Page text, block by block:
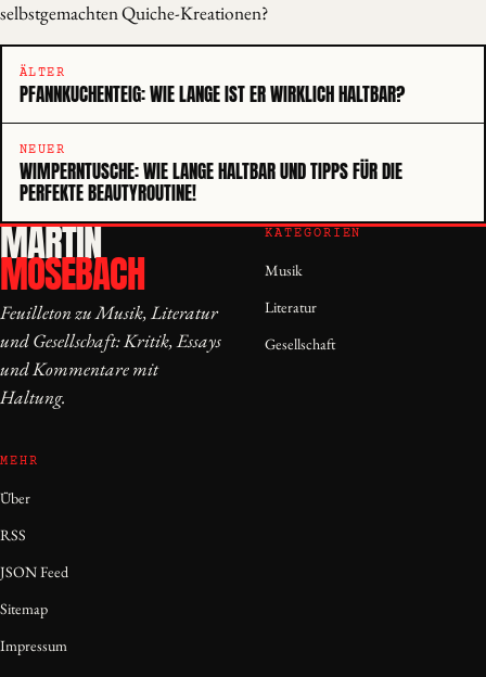
selbstgemachten Quiche-Kreationen?
ÄLTER
PFANNKUCHENTEIG: WIE LANGE IST ER WIRKLICH HALTBAR?
NEUER
WIMPERNTUSCHE: WIE LANGE HALTBAR UND TIPPS FÜR DIE
PERFEKTE BEAUTYROUTINE!
MARTIN
MOSEBACH
Feuilleton zu Musik, Literatur
und Gesellschaft: Kritik, Essays
und Kommentare mit
Haltung.
KATEGORIEN
Musik
Literatur
Gesellschaft
MEHR
Über
RSS
JSON Feed
Sitemap
Impressum